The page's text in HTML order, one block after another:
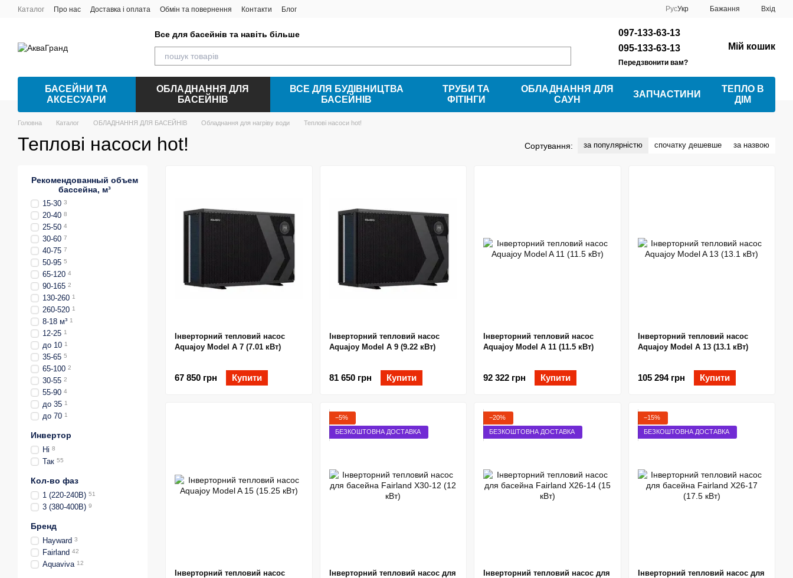
Перейти до основного контенту
Каталог Про нас Доставка і оплата Обмін та повернення Контакти Блог РусУкр Бажання Вхід
Все для басейнів та навіть більше
097-133-63-13
095-133-63-13
Передзвонити вам?
Мій кошик
БАСЕЙНИ ТА
АКСЕСУАРИ
ОБЛАДНАННЯ ДЛЯ
БАСЕЙНІВ
ВСЕ ДЛЯ БУДІВНИЦТВА
БАСЕЙНІВ
ТРУБИ ТА
ФІТІНГИ
ОБЛАДНАННЯ ДЛЯ
САУН
ЗАПЧАСТИНИ
ТЕПЛО В
ДІМ
Головна Каталог ОБЛАДНАННЯ ДЛЯ БАСЕЙНІВ Обладнання для нагріву води Теплові насоси hot!
Теплові насоси hot! Сортування: за популярністю спочатку дешевше за назвою
Інверторний тепловий насос
Aquajoy Model A 7 (7.01 кВт)
67 850 грн Купити
Інверторний тепловий насос
Aquajoy Model A 9 (9.22 кВт)
81 650 грн Купити
Інверторний тепловий насос
Aquajoy Model A 11 (11.5 кВт)
92 322 грн Купити
Інверторний тепловий насос
Aquajoy Model A 13 (13.1 кВт)
105 294 грн Купити
Інверторний тепловий насос
−5%
БЕЗКОШТОВНА ДОСТАВКА
Інверторний тепловий насос для
−20%
БЕЗКОШТОВНА ДОСТАВКА
Інверторний тепловий насос для
−15%
БЕЗКОШТОВНА ДОСТАВКА
Інверторний тепловий насос для
Рекомендованный объем
бассейна, м³
15-30 3
20-40 8
25-50 4
30-60 7
40-75 7
50-95 5
65-120 4
90-165 2
130-260 1
260-520 1
8-18 м³ 1
12-25 1
до 10 1
35-65 5
65-100 2
30-55 2
55-90 4
до 35 1
до 70 1
Инвертор
Ні 8
Так 55
Кол-во фаз
1 (220-240В) 51
3 (380-400В) 9
Бренд
Hayward 3
Fairland 42
Aquaviva 12